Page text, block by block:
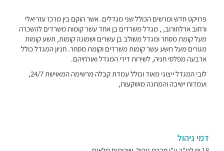
פרויקט חדש ומרשים הכולל שני מגדלים. אשר הוקם בין מרכז עזריאלי
ורחוב ארלוזורוב, , מגדל משרדים בן אחד עשר קומות משרדים להשכרה
מעל קומת מסחר ומגדל משולב בן עשרים ושמונה קומות, תשע קומות
מגורים מעל תשע עשר קומות משרדים וקומת מסחר. חניון המגדל כולל
ארבעה מפלסי חניה, לשירות דירי המגדל ואורחיהם.
לובי המגדל ייצוגי מאוד וכולל עמדת קבלה מרשימה המאוישת 24/7,
ועמדות ישיבה והמתנה מושקעות,
דמי ניהול